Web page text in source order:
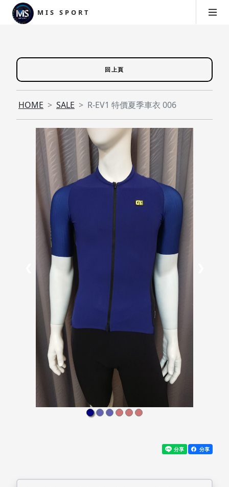
MIS SPORT
回上頁
HOME SALE R-EV1 特價夏季車衣 006
分享